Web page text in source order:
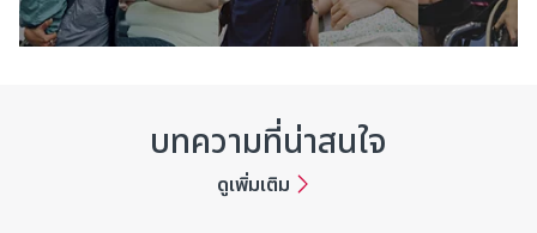
บทความที่น่าสนใจ
ดูเพิ่มเติม